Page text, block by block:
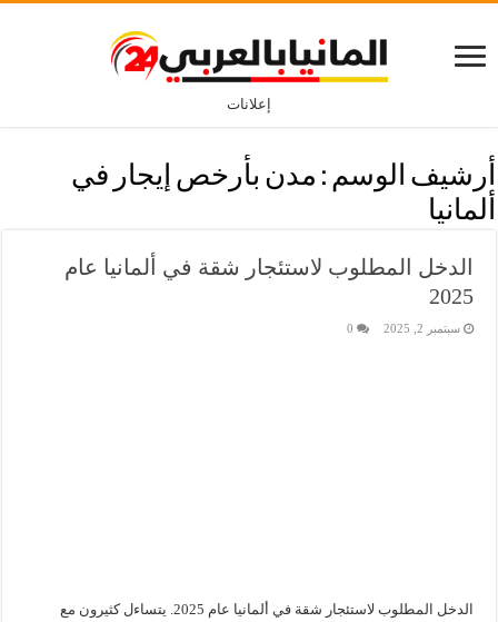
إعلانات
أرشيف الوسم : مدن بأرخص إيجار في
ألمانيا
الدخل المطلوب لاستئجار شقة في ألمانيا عام
2025
سبتمبر 2, 2025 0
الدخل المطلوب لاستئجار شقة في ألمانيا عام 2025. يتساءل كثيرون مع